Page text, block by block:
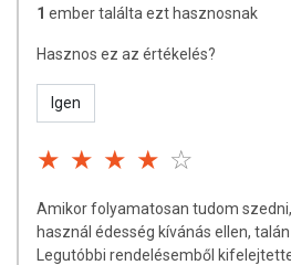
nem az orvosi kezelés helyettesítésére
fogyasztási mennyiséget ne lépje túl! Ne
elzárva tartandó!
1 ember találta ezt hasznosnak
Hasznos ez az értékelés?
Igen
Amikor folyamatosan tudom
használ édesség kívánás ellen,
Legutóbbi rendelésemből